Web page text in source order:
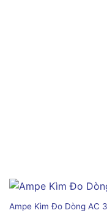
Ampe Kìm Đo Dòng AC